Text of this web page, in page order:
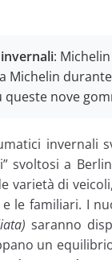
:
Michelin
nove
invernali
svoltosi a
varietà di
le familiari. I
saranno
un